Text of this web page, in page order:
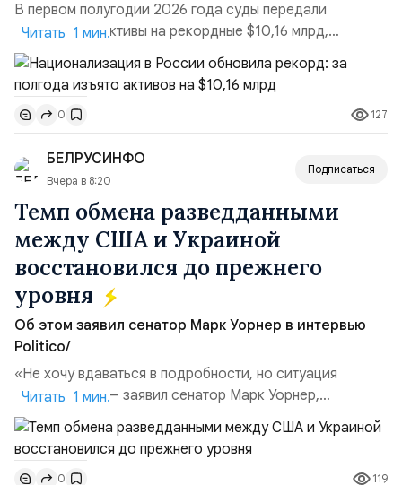
В первом полугодии 2026 года суды передали
государству активы на рекордные $10,16 млрд,
подсчитали аналитики AK&M. Это в 2,5 раза больше,
чем за аналогичный период 2025 года ($3,95 млрд).
Всего зафиксировано 15 национализационных
транзакций, которые обеспечили 42,2% денежного
объёма всего российского рынка слияний и
поглощений. Крупнейшей ...
Читать 1 мин.
0 127
БЕЛРУСИНФО
Вчера в 8:20
Подписаться
Темп обмена разведданными
между США и Украиной
восстановился до прежнего
уровня
Об этом заявил сенатор Марк Уорнер в интервью
Politico/
«Не хочу вдаваться в подробности, но ситуация
улучшилась», — заявил сенатор Марк Уорнер,
высокопоставленный член комитета по разведке,
добавив, что использование Украиной беспилотников и
ракет большой дальности позволило ей наносить
удары вглубь российской территории и укрепило её
Читать 1 мин.
0 119